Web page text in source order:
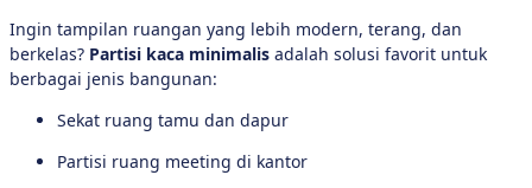
Ingin tampilan ruangan yang lebih modern, terang, dan
berkelas? Partisi kaca minimalis adalah solusi favorit untuk
berbagai jenis bangunan:
Sekat ruang tamu dan dapur
Partisi ruang meeting di kantor